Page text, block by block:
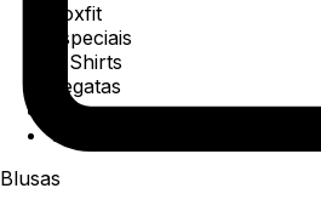
Boxfit
Especiais
T-Shirts
Regatas
Polo
Ver todos
Blusas